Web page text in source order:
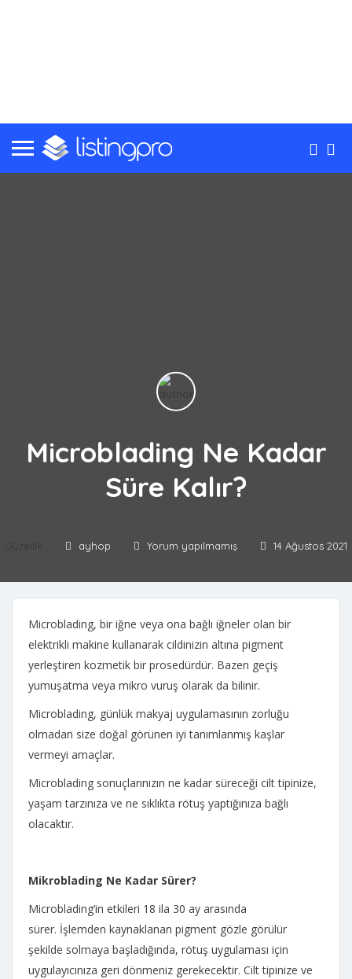
Microblading Ne Kadar
Süre Kalır?
Güzellik ayhop Yorum yapılmamış 14 Ağustos 2021
Microblading, bir iğne veya ona bağlı iğneler olan bir
elektrikli makine kullanarak cildinizin altına pigment
yerleştiren kozmetik bir prosedürdür. Bazen geçiş
yumuşatma veya mikro vuruş olarak da bilinir.
Microblading, günlük makyaj uygulamasının zorluğu
olmadan size doğal görünen iyi tanımlanmış kaşlar
vermeyi amaçlar.
Microblading sonuçlarınızın ne kadar süreceği cilt tipinize,
yaşam tarzınıza ve ne sıklıkta rötuş yaptığınıza bağlı
olacaktır.
Mikroblading Ne Kadar Sürer?
Microblading’in etkileri 18 ila 30 ay arasında
sürer. İşlemden kaynaklanan pigment gözle görülür
şekilde solmaya başladığında, rötuş uygulaması için
uygulayıcınıza geri dönmeniz gerekecektir. Cilt tipinize ve